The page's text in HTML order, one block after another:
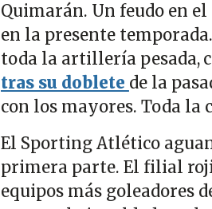
Quimarán. Un feudo en
en la presente
toda la artillería pesada,
tras su doblete de la
con los mayores. Toda la
El Sporting Atlético
primera parte. El filial
equipos más goleadores